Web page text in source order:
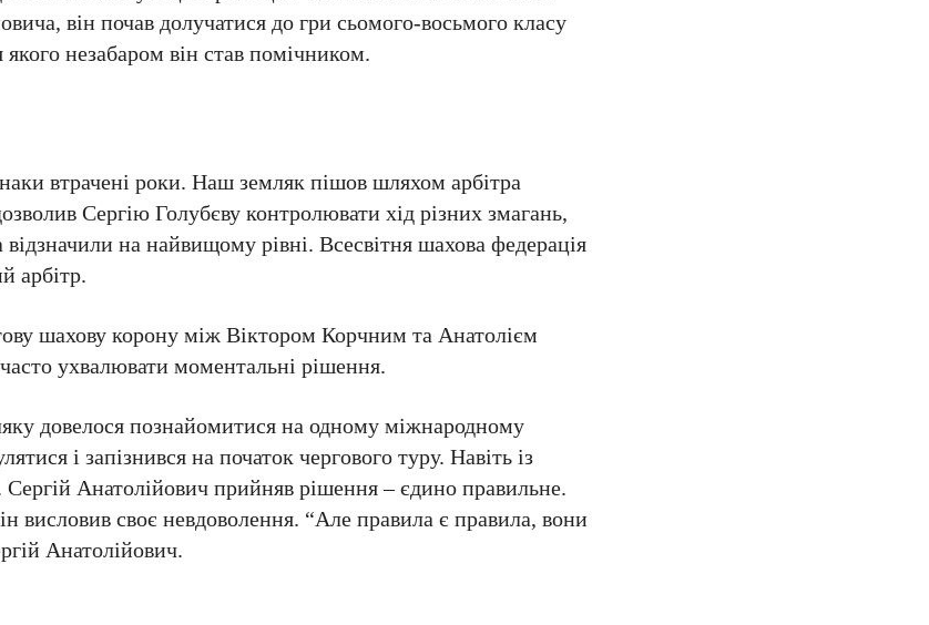
він почав долучатися до гри сьомого-восьмого класу
незабаром він став помічником.
втрачені роки. Наш земляк пішов шляхом арбітра
Сергію Голубєву контролювати хід різних змагань,
на найвищому рівні. Всесвітня шахова федерація
арбітр.
шахову корону між Віктором Корчним та Анатолієм
ухвалювати моментальні рішення.
довелося познайомитися на одному міжнародному
і запізнився на початок чергового туру. Навіть із
Анатолійович прийняв рішення – єдино правильне.
своє невдоволення. “Але правила є правила, вони
Анатолійович.